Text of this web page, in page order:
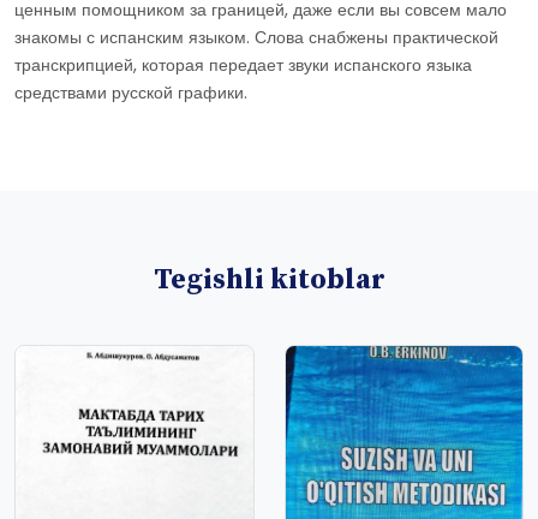
ценным помощником за границей, даже если вы совсем мало
знакомы с испанским языком. Слова снабжены практической
транскрипцией, которая передает звуки испанского языка
средствами русской графики.
Tegishli kitoblar